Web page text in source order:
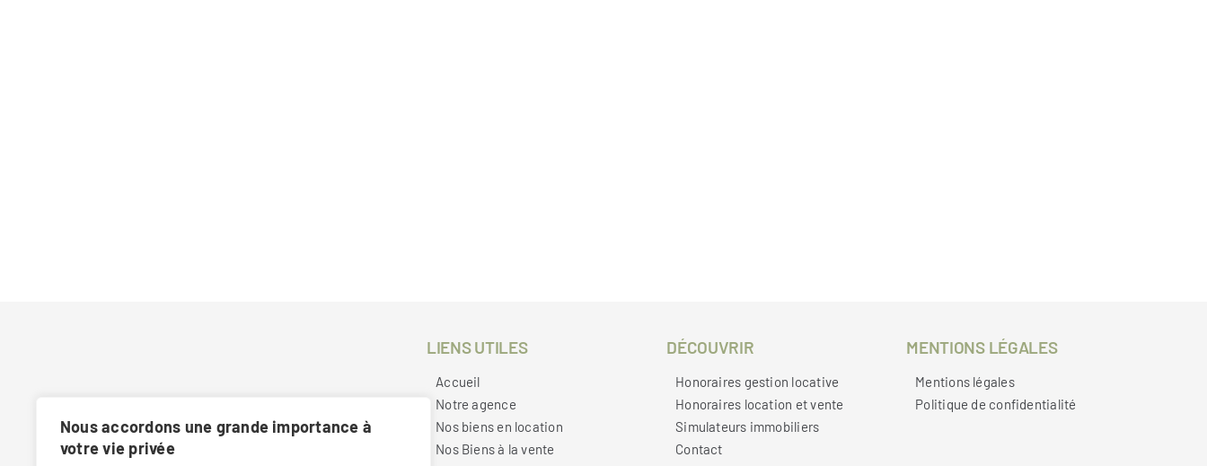
Nous accordons une grande importance à
votre vie privée
LIENS UTILES
Accueil
Notre agence
Nos biens en location
Nos Biens à la vente
DÉCOUVRIR
Honoraires gestion locative
Honoraires location et vente
Simulateurs immobiliers
Contact
MENTIONS LÉGALES
Mentions légales
Politique de confidentialité